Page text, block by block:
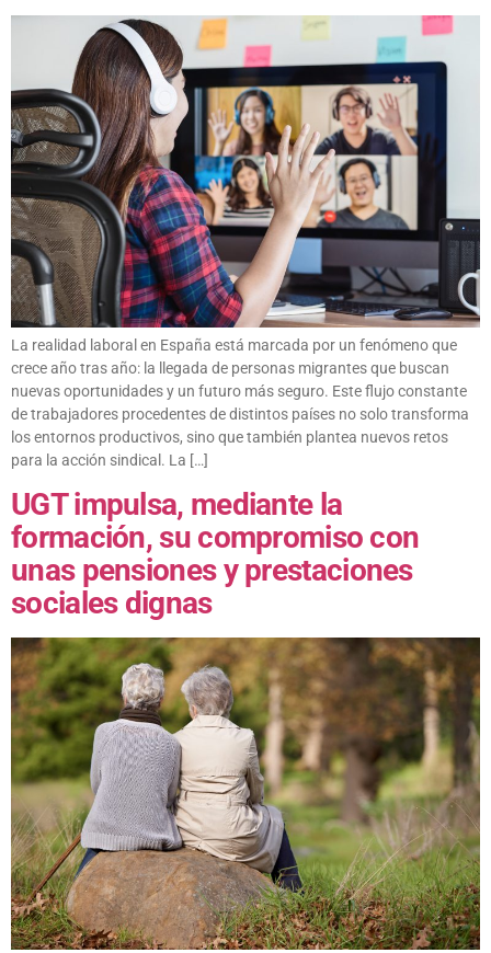
La realidad laboral en España está marcada por un fenómeno que
crece año tras año: la llegada de personas migrantes que buscan
nuevas oportunidades y un futuro más seguro. Este flujo constante
de trabajadores procedentes de distintos países no solo transforma
los entornos productivos, sino que también plantea nuevos retos
para la acción sindical. La […]
UGT impulsa, mediante la
formación, su compromiso con
unas pensiones y prestaciones
sociales dignas